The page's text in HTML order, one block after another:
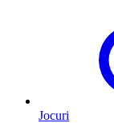
Jocuri